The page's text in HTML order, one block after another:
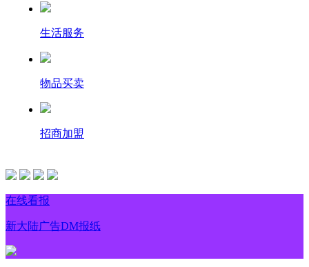
生活服务
物品买卖
招商加盟
在线看报
新大陆广告DM报纸